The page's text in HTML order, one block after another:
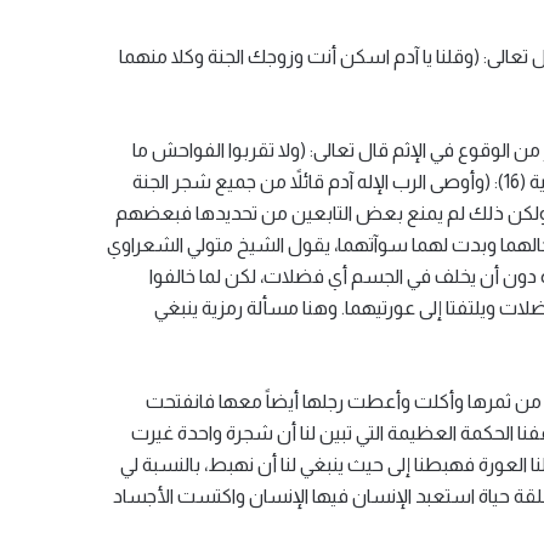
(وقلنا يا آدم اسكن أنت وزوجك الجنة وكلا منهما
الوقوع في الإثم قال تعالى: (ولا تقربوا الفواحش ما
ظهر منها وما بطن) (151) الأنعام. فما هي هذه الشجرة وما هي صفاتها وسبب التحذير منها، جاء في سفر التكوين الإصحاح الثاني الآية (16): (وأوصى الرب الإله آدم قائلاً من جميع شجر الجنة
ولكن ذلك لم يمنع بعض التابعين من تحديدها فبعضهم
وبدت لهما سوآتهما، يقول الشيخ متولي الشعراوي
دون أن يخلف في الجسم أي فضلات، لكن لما خالفوا
ويلتفتا إلى عورتيهما. وهنا مسألة رمزية ينبغي
من ثمرها وأكلت وأعطت رجلها أيضاً معها فانفتحت
الحكمة العظيمة التي تبين لنا أن شجرة واحدة غيرت
العورة فهبطنا إلى حيث ينبغي لنا أن نهبط، بالنسبة لي
حياة استعبد الإنسان فيها الإنسان واكتست الأجساد